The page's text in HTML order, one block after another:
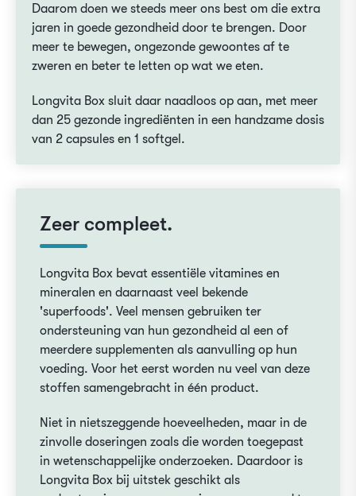
Daarom doen we steeds meer ons best om die extra
jaren in goede gezondheid door te brengen. Door
meer te bewegen, ongezonde gewoontes af te
zweren en beter te letten op wat we eten.
Longvita Box sluit daar naadloos op aan, met meer
dan 25 gezonde ingrediënten in een handzame dosis
van 2 capsules en 1 softgel.
Zeer compleet.
Longvita Box bevat essentiële vitamines en
mineralen en daarnaast veel bekende
'superfoods'. Veel mensen gebruiken ter
ondersteuning van hun gezondheid al een of
meerdere supplementen als aanvulling op hun
voeding. Voor het eerst worden nu veel van deze
stoffen samengebracht in één product.
Niet in nietszeggende hoeveelheden, maar in de
zinvolle doseringen zoals die worden toegepast
in wetenschappelijke onderzoeken. Daardoor is
Longvita Box bij uitstek geschikt als